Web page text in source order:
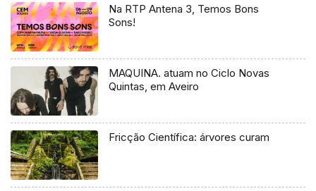
Na RTP Antena 3, Temos Bons
Sons!
MAQUINA. atuam no Ciclo Novas
Quintas, em Aveiro
Fricção Científica: árvores curam